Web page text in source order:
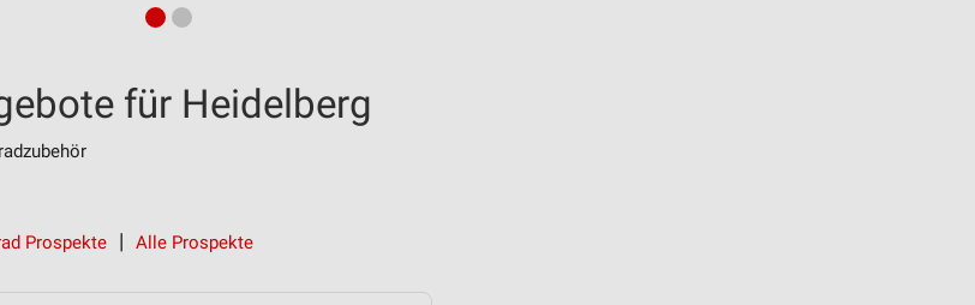
für Heidelberg
Prospekte Alle Prospekte